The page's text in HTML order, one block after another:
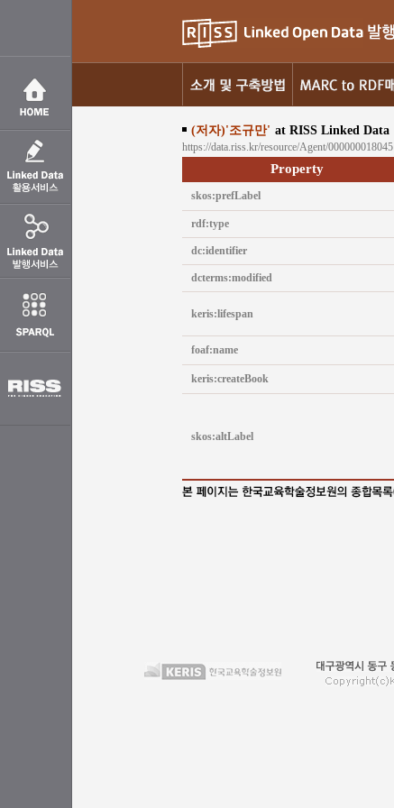
(저자)'조규만' at RISS Linked Data
https://data.riss.kr/resource/Agent/000000018045
Property
skos:prefLabel
rdf:type
dc:identifier
dcterms:modified
keris:lifespan
foaf:name
keris:createBook
skos:altLabel